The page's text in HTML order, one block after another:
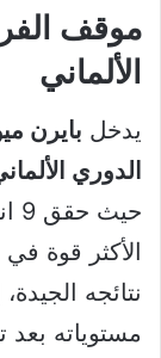
موقف
الألماني
يدخل بايرن
الدوري
الأكثر قوة
نتائجه
مستوياته بعد